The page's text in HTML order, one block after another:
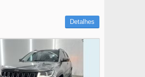
Detalhes